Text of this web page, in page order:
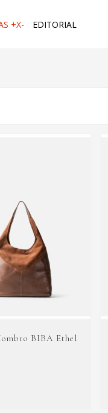
+X- EDITORIAL
BIBA Ethel